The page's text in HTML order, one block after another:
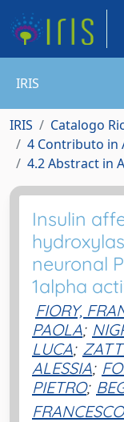
IRIS
IRIS
Catalogo
4 Contributo in
4.2 Abstract in
Insulin
neuronal
1alpha
FIORY,
PAOLA;
LUCA;
ALESSIA;
PIETRO;
FRANCESCO